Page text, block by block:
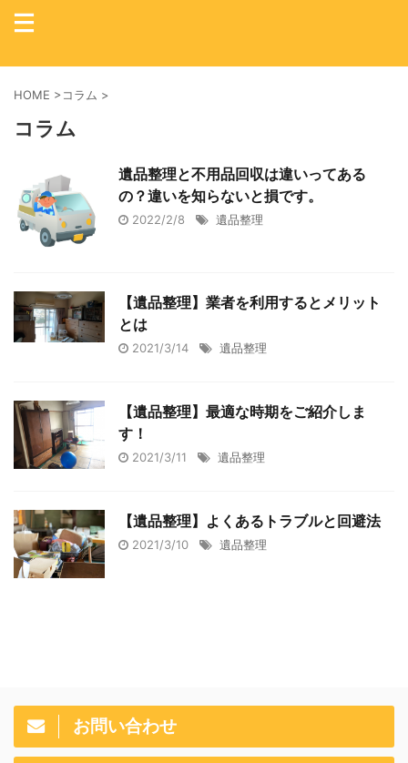
HOME >コラム >
コラム
遺品整理と不用品回収は違いってある
の？違いを知らないと損です。
2022/2/8 遺品整理
【遺品整理】業者を利用するとメリット
とは
2021/3/14 遺品整理
【遺品整理】最適な時期をご紹介しま
す！
2021/3/11 遺品整理
【遺品整理】よくあるトラブルと回避法
2021/3/10 遺品整理
お問い合わせ